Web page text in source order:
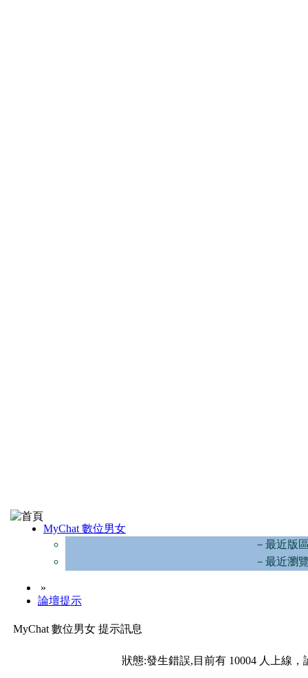
MyChat 數位男女
－最近版
－最近瀏
»
論壇提示
MyChat 數位男女 提示訊息
狀態:發生錯誤,目前有 10004 人上線